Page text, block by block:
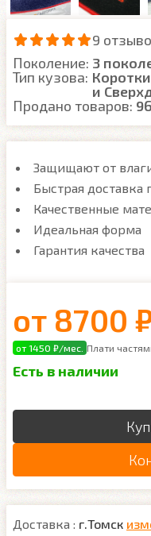
9
Поколение: 3
Тип кузова:
и
Продано товаров:
Защищают от
Быстрая доставка
Качественные
Идеальная форма
Гарантия качества
от 8700
от 1450 ₽/мес. Плати
Есть в наличии
Доставка : г.Томск